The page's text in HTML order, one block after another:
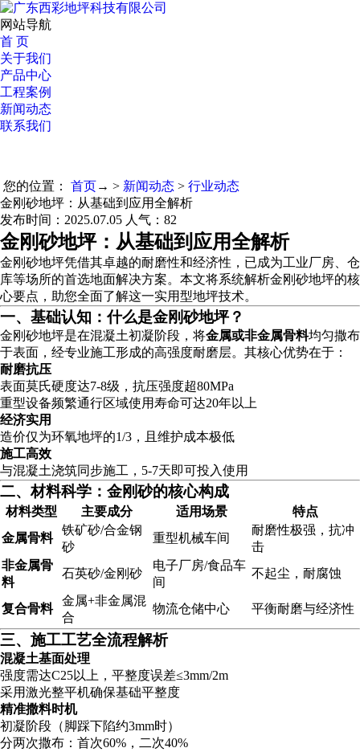
网站导航
首 页
关于我们
产品中心
工程案例
新闻动态
联系我们
您的位置： 首页→ > 新闻动态 > 行业动态
金刚砂地坪：从基础到应用全解析
发布时间：2025.07.05 人气： 82
金刚砂地坪：从基础到应用全解析
金刚砂地坪凭借其卓越的耐磨性和经济性，已成为工业厂房、仓
库等场所的首选地面解决方案。本文将系统解析金刚砂地坪的核
心要点，助您全面了解这一实用型地坪技术。
一、基础认知：什么是金刚砂地坪？
金刚砂地坪是在混凝土初凝阶段，将金属或非金属骨料均匀撒布
于表面，经专业施工形成的高强度耐磨层。其核心优势在于：
耐磨抗压
表面莫氏硬度达7-8级，抗压强度超80MPa
重型设备频繁通行区域使用寿命可达20年以上
经济实用
造价仅为环氧地坪的1/3，且维护成本极低
施工高效
与混凝土浇筑同步施工，5-7天即可投入使用
二、材料科学：金刚砂的核心构成
材料类型 主要成分 适用场景
特点
金属骨料
铁矿砂/合金钢
砂
重型机械车间
耐磨性极强，抗冲
击
非金属骨
料
石英砂/金刚砂
电子厂房/食品车
间
不起尘，耐腐蚀
复合骨料
金属+非金属混
合
物流仓储中心 平衡耐磨与经济性
三、施工工艺全流程解析
混凝土基面处理
强度需达C25以上，平整度误差≤3mm/2m
采用激光整平机确保基础平整度
精准撒料时机
初凝阶段（脚踩下陷约3mm时）
分两次撒布：首次60%，二次40%